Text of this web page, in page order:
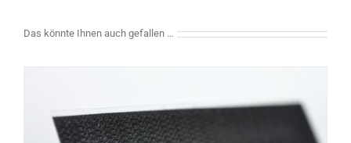
Das könnte Ihnen auch gefallen …